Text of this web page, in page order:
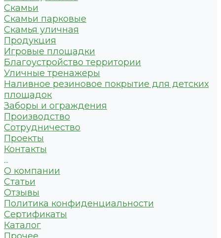
Скамьи
Скамьи парковые
Скамья уличная
Продукция
Игровые площадки
Благоустройство территории
Уличные тренажеры
Наливное резиновое покрытие для детских
площадок
Заборы и ограждения
Производство
Сотрудничество
Проекты
Контакты
...
О компании
Статьи
Отзывы
Политика конфиденциальности
Сертификаты
Каталог